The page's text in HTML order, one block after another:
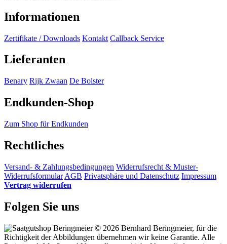
Informationen
Zertifikate / Downloads Kontakt Callback Service
Lieferanten
Benary Rijk Zwaan De Bolster
Endkunden-Shop
Zum Shop für Endkunden
Rechtliches
Versand- & Zahlungsbedingungen Widerrufsrecht & Muster-
Widerrufsformular AGB Privatsphäre und Datenschutz Impressum
Vertrag widerrufen
Folgen Sie uns
© 2026 Bernhard Beringmeier, für die
Richtigkeit der Abbildungen übernehmen wir keine Garantie. Alle